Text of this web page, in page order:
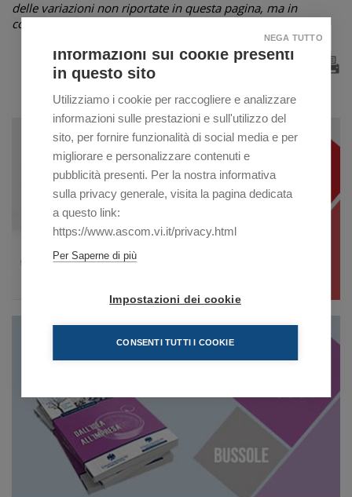
delle variazioni non riportate in questa pagina, ma in
comunicazioni successive o non essere più attuali.
Informazioni sui cookie presenti
in questo sito
Utilizziamo i cookie per raccogliere e analizzare
informazioni sulle prestazioni e sull'utilizzo del
sito, per fornire funzionalità di social media e per
migliorare e personalizzare contenuti e
pubblicità presenti. Per la nostra informativa
sulla privacy generale, visita la pagina dedicata
a questo link:
https://www.ascom.vi.it/privacy.html
Per Saperne di più
Impostazioni dei cookie
NEGA TUTTO
CONSENTI TUTTI I COOKIE